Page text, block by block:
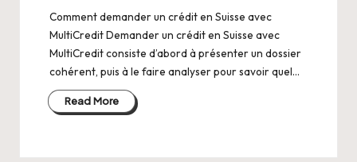
Comment demander un crédit en Suisse avec
MultiCredit Demander un crédit en Suisse avec
MultiCredit consiste d’abord à présenter un dossier
cohérent, puis à le faire analyser pour savoir quel…
Read More